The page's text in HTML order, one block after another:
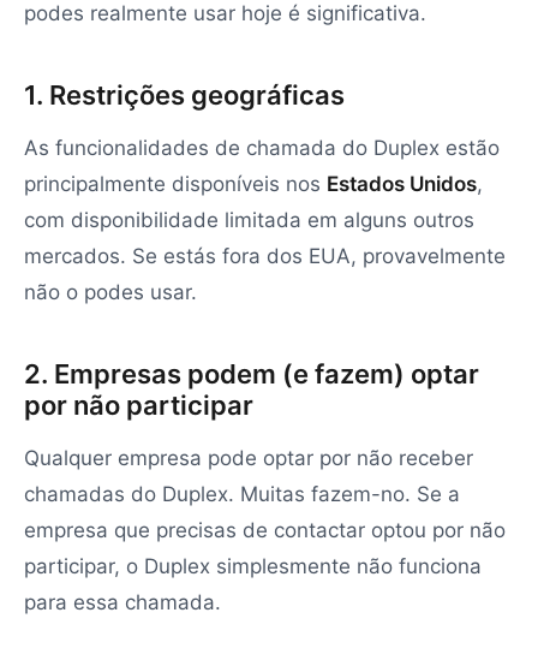
podes realmente usar hoje é significativa.
1. Restrições geográficas
As funcionalidades de chamada do Duplex estão
principalmente disponíveis nos Estados Unidos,
com disponibilidade limitada em alguns outros
mercados. Se estás fora dos EUA, provavelmente
não o podes usar.
2. Empresas podem (e fazem) optar
por não participar
Qualquer empresa pode optar por não receber
chamadas do Duplex. Muitas fazem-no. Se a
empresa que precisas de contactar optou por não
participar, o Duplex simplesmente não funciona
para essa chamada.